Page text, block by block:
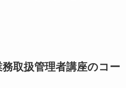
取扱管理者講座のコー